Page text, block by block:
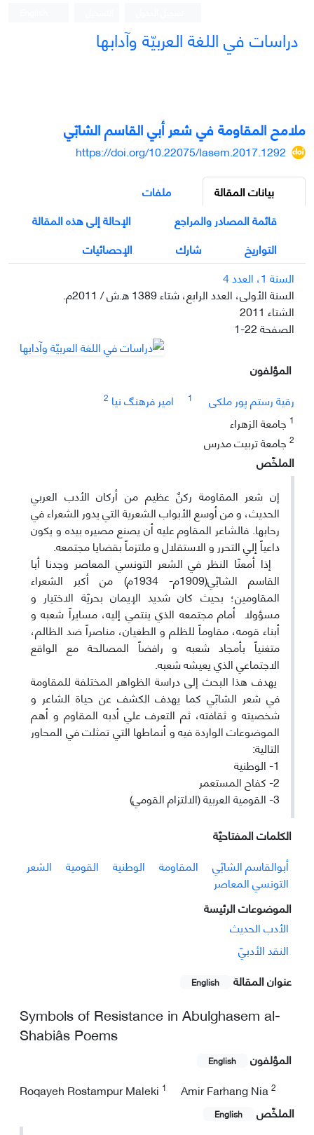
دراسات في اللغة العربيّة وآدابها
ملامح المقاومة في شعر أبي القاسم الشابّي
https://doi.org/10.22075/lasem.2017.1292
بيانات المقالة
ملفات
قائمة المصادر والمراجع
الإحالة إلى هذه المقالة
التواريخ
شارك
الإحصائيات
السنة 1، العدد 4
السنة الأولى، العدد الرابع، شتاء 1389 ه.ش / 2011م.
الشتاء 2011
الصفحة1-22
المؤلفون
رقیة رستم پور ملکی
1 امیر فرهنگ نیا 2
1 جامعة الزهراء
2 جامعة تربیت مدرس
الملخّص
إن شعر المقاومة ركنٌ عظيم من أركان الأدب العربي
الحديث، و من أوسع الأبواب الشعرية التي يدور الشعراء في
رحابها. فالشاعر المقاوم عليه أن يصنع مصيره بيده و يكون
داعياً إلي التحرر و الاستقلال و ملتزماً بقضايا مجتمعه.
إذا أمعنّا النظر في الشعر التونسي المعاصر وجدنا أبا
القاسم الشابّي(1909م- 1934م) من أكبر الشعراء
المقاومين؛ بحيث كان شديد الإيمان بحريّة الاختيار و
مسؤولا أمام مجتمعه الذي ينتمي إليه، مسايراً شعبه و
أبناء قومه، مقاوماً للظلم و الطغيان، مناصراً ضد الظالم،
متغنياً بأمجاد شعبه و رافضاً المصالحة مع الواقع
الاجتماعي الذي يعيشه شعبه.
يهدف هذا البحث إلى دراسة الظواهر المختلفة للمقاومة
في شعر الشابّي كما يهدف الكشف عن حياة الشاعر و
شخصيته و ثقافته، ثم التعرف علي أدبه المقاوم و أهم
الموضوعات الواردة فيه و أنماطها التي تمثلت في المحاور
التالية:
1- الوطنية
2- كفاح المستعمر
3- القومية العربية (الالتزام القومي)
الکلمات المفتاحيّة
أبوالقاسم الشابّي
المقاومة الوطنية القومية
الشعر
التونسي المعاصر
الموضوعات الرئيسة
الأدب الحدیث
النقد الأدبيّ
عنوان المقالة
English
Symbols of Resistance in Abulghasem al-
Shabiâs Poems
المؤلفون English
Roqayeh Rostampur Maleki 1 Amir Farhang Nia2
الملخّص English